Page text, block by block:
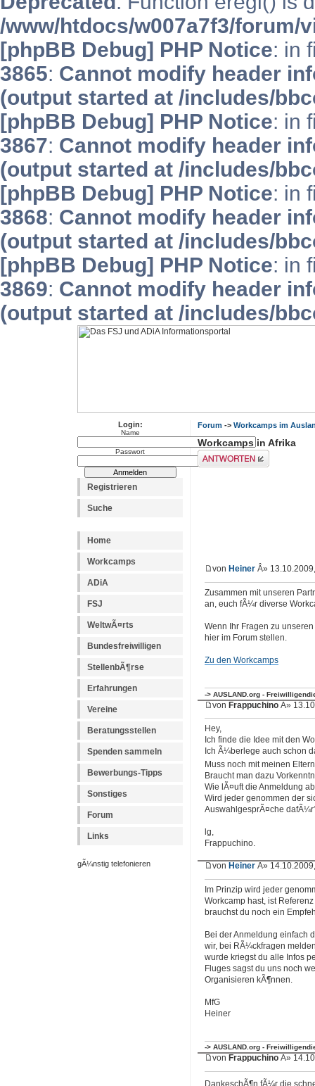
/www/htdocs/w007a7f3/forum/
[phpBB Debug] PHP Notice: in
3865: Cannot modify header
(output started at /includes/
[phpBB Debug] PHP Notice: in
3867: Cannot modify header
(output started at /includes/
[phpBB Debug] PHP Notice: in
3868: Cannot modify header
(output started at /includes/
[phpBB Debug] PHP Notice: in
3869: Cannot modify header
(output started at /includes/
Login:
Name
Passwort
Registrieren
Suche
Home
Workcamps
ADiA
FSJ
WeltwÃ¤rts
Bundesfreiwilligen
StellenbÃ¶rse
Erfahrungen
Vereine
Beratungsstellen
Spenden sammeln
Bewerbungs-Tipps
Sonstiges
Forum
Links
gÃ¼nstig telefonieren
Forum -> Workcamps im
Workcamps in Afrika
Antwort erstellen
von Heiner Â»
Zusammen mit unseren
an, euch fÃ¼r diverse
Wenn Ihr Fragen zu
hier im Forum stellen.
Zu den Workcamps
-> AUSLAND.org -
von Frappuchino Â»
Hey,
Ich finde die Idee mit den
Ich Ã¼berlege auch schon
Muss noch mit meinen
Braucht man dazu
Wie lÃ¤uft die Anmeldung
Wird jeder genommen der
AuswahlgesprÃ¤che
lg,
Frappuchino.
von Heiner Â»
Im Prinzip wird jeder
Workcamp hast, ist
brauchst du noch ein
Bei der Anmeldung einfach
wir, bei RÃ¼ckfragen
wurde kriegst du alle Infos
Fluges sagst du uns noch
Organisieren kÃ¶nnen.
MfG
Heiner
-> AUSLAND.org -
von Frappuchino Â»
DankeschÃ¶n fÃ¼r die